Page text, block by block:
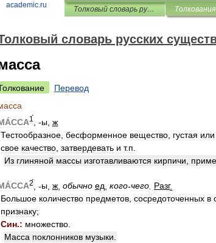
academic.ru Толковый словарь русских существительных Толкования
словарь русских
Перевод
1́ , -ы ж
Тестообразное бесформенное вещество густая или
свое качество затвердевать и т.п
Из глиняной массы изготавливаются кирпичи
2́ , -ы ж обычно ед кого-чего Разг.
Большое количество предметов, сосредоточенных в
признаку;
Син.: множество.
Масса поклонников музыки.